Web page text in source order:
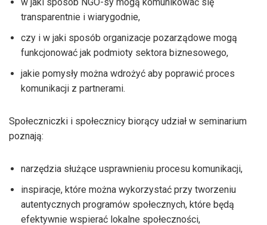
transparentnie i wiarygodnie,
czy i w jaki sposób organizacje pozarządowe mogą
funkcjonować jak podmioty sektora biznesowego,
jakie pomysły można wdrożyć aby poprawić proces
komunikacji z partnerami.
Społeczniczki i społecznicy biorący udział w seminarium
poznają:
narzędzia służące usprawnieniu procesu komunikacji,
inspiracje, które można wykorzystać przy tworzeniu
autentycznych programów społecznych, które będą
efektywnie wspierać lokalne społeczności,